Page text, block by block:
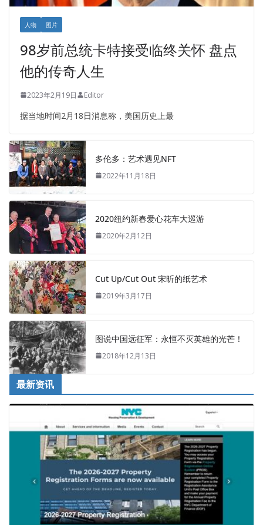
人物 图片
98岁前总统卡特接受临终关怀 盘点
他的传奇人生
2023年2月19日 Editor
据当地时间2月18日消息称，美国历史上最
多伦多：艺术遇见NFT
2022年11月18日
2020纽约新春爱心花车大巡游
2020年2月12日
Cut Up/Cut Out 宋昕的纸艺术
2019年3月17日
图说中国远征军：永恒不灭英雄的光芒！
2018年12月13日
最新资讯